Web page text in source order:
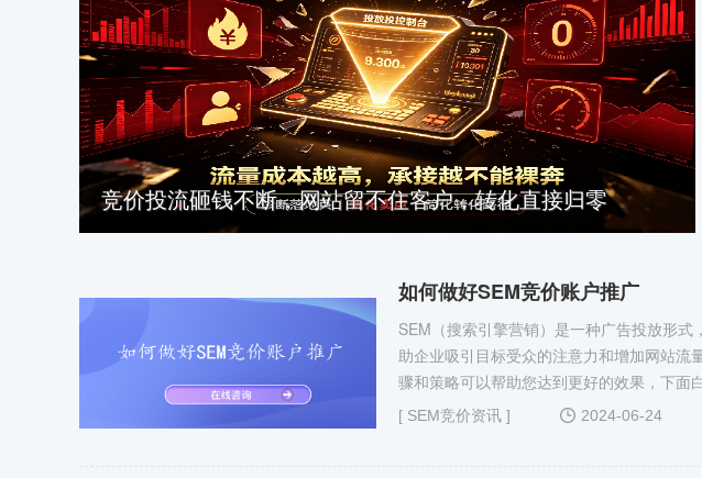
竞价投流砸钱不断，网站留不住客户，转化直接归零
如何做好SEM竞价账户推广
SEM（搜索引擎营销）是一种广告投放形
助企业吸引目标受众的注意力和增加网站流
骤和策略可以帮助您达到更好的效果，下面
[ SEM竞价资讯 ] 2024-06-24